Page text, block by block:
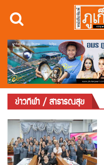
ข่าวกีฬา / สาธารณสุข